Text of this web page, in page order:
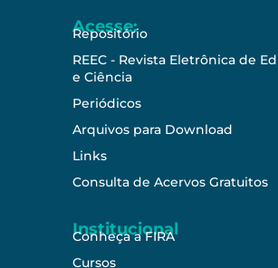
Acesse:
Repositório
REEC - Revista Eletrônica de
e Ciência
Periódicos
Arquivos para Download
Links
Consulta de Acervos Gratuitos
Institucional
Conheça a FIRA
Cursos